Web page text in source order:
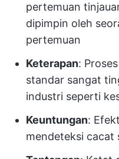
pertemuan
dipimpin oleh
pertemuan
Keterapan:
standar sangat
industri seperti
Keuntungan:
mendeteksi cacat